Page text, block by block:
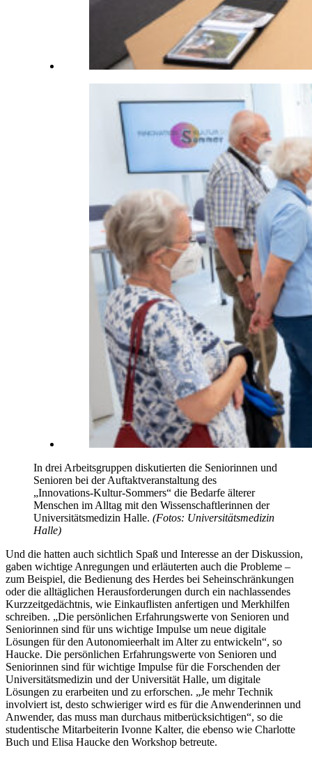
In drei Arbeitsgruppen diskutierten die Seniorinnen und
Senioren bei der Auftaktveranstaltung des
„Innovations-Kultur-Sommers“ die Bedarfe älterer
Menschen im Alltag mit den Wissenschaftlerinnen der
Universitätsmedizin Halle. (Fotos: Universitätsmedizin
Halle)
Und die hatten auch sichtlich Spaß und Interesse an der Diskussion,
gaben wichtige Anregungen und erläuterten auch die Probleme –
zum Beispiel, die Bedienung des Herdes bei Seheinschränkungen
oder die alltäglichen Herausforderungen durch ein nachlassendes
Kurzzeitgedächtnis, wie Einkauflisten anfertigen und Merkhilfen
schreiben. „Die persönlichen Erfahrungswerte von Senioren und
Seniorinnen sind für uns wichtige Impulse um neue digitale
Lösungen für den Autonomieerhalt im Alter zu entwickeln“, so
Haucke. Die persönlichen Erfahrungswerte von Senioren und
Seniorinnen sind für wichtige Impulse für die Forschenden der
Universitätsmedizin und der Universität Halle, um digitale
Lösungen zu erarbeiten und zu erforschen. „Je mehr Technik
involviert ist, desto schwieriger wird es für die Anwenderinnen und
Anwender, das muss man durchaus mitberücksichtigen“, so die
studentische Mitarbeiterin Ivonne Kalter, die ebenso wie Charlotte
Buch und Elisa Haucke den Workshop betreute.